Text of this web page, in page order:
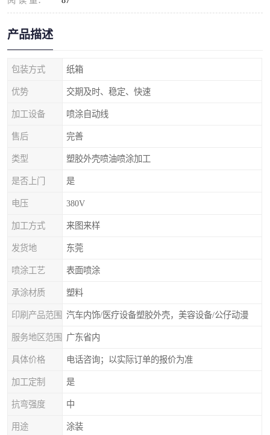
产品描述
包装方式 纸箱
优势 交期及时、稳定、快速
加工设备 喷涂自动线
售后 完善
类型 塑胶外壳喷油喷涂加工
是否上门 是
电压 380V
加工方式 来图来样
发货地 东莞
喷涂工艺 表面喷涂
承涂材质 塑料
印刷产品范围 汽车内饰/医疗设备塑胶外壳，美容设备/公仔动漫
服务地区范围 广东省内
具体价格 电话咨询；以实际订单的报价为准
加工定制 是
抗弯强度 中
用途 涂装